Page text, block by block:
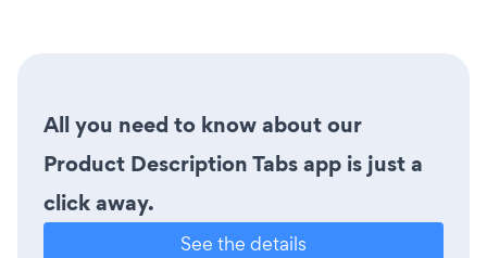
All you need to know about our
Product Description Tabs app is just a
click away.
See the details